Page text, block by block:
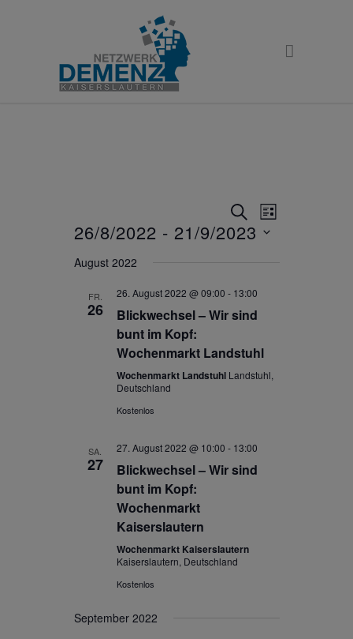
Suche
Navigation
SUCHE
Ansichten-
LISTE
26/8/2022 - 21/9/2023
wählen.
August 2022
FR.
26
26. August 2022 @ 09:00 - 13:00
Blickwechsel – Wir sind
bunt im Kopf:
Wochenmarkt Landstuhl
Wochenmarkt Landstuhl Landstuhl,
Deutschland
Kostenlos
SA.
27
27. August 2022 @ 10:00 - 13:00
Blickwechsel – Wir sind
bunt im Kopf:
Wochenmarkt
Kaiserslautern
Wochenmarkt Kaiserslautern
Kaiserslautern, Deutschland
Kostenlos
September 2022